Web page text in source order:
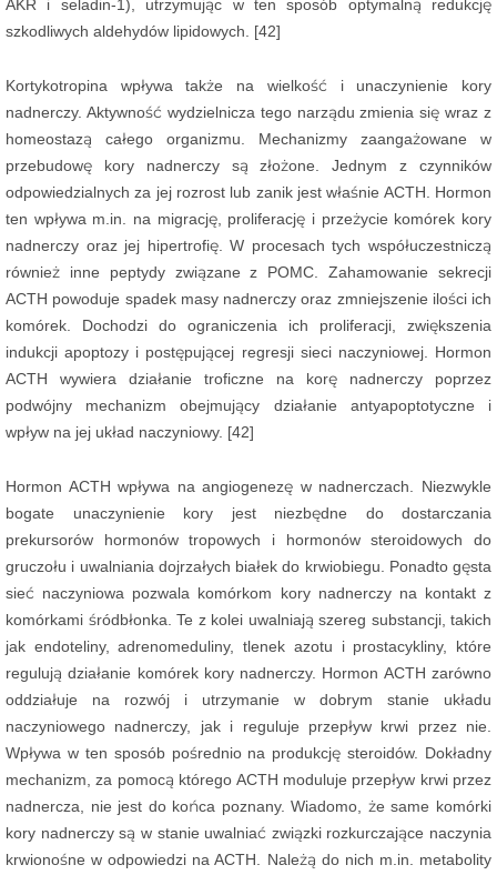
AKR i seladin-1), utrzymując w ten sposób optymalną redukcję
szkodliwych aldehydów lipidowych. [42]
Kortykotropina wpływa także na wielkość i unaczynienie kory
nadnerczy. Aktywność wydzielnicza tego narządu zmienia się wraz z
homeostazą całego organizmu. Mechanizmy zaangażowane w
przebudowę kory nadnerczy są złożone. Jednym z czynników
odpowiedzialnych za jej rozrost lub zanik jest właśnie ACTH. Hormon
ten wpływa m.in. na migrację, proliferację i przeżycie komórek kory
nadnerczy oraz jej hipertrofię. W procesach tych współuczestniczą
również inne peptydy związane z POMC. Zahamowanie sekrecji
ACTH powoduje spadek masy nadnerczy oraz zmniejszenie ilości ich
komórek. Dochodzi do ograniczenia ich proliferacji, zwiększenia
indukcji apoptozy i postępującej regresji sieci naczyniowej. Hormon
ACTH wywiera działanie troficzne na korę nadnerczy poprzez
podwójny mechanizm obejmujący działanie antyapoptotyczne i
wpływ na jej układ naczyniowy. [42]
Hormon ACTH wpływa na angiogenezę w nadnerczach. Niezwykle
bogate unaczynienie kory jest niezbędne do dostarczania
prekursorów hormonów tropowych i hormonów steroidowych do
gruczołu i uwalniania dojrzałych białek do krwiobiegu. Ponadto gęsta
sieć naczyniowa pozwala komórkom kory nadnerczy na kontakt z
komórkami śródbłonka. Te z kolei uwalniają szereg substancji, takich
jak endoteliny, adrenomeduliny, tlenek azotu i prostacykliny, które
regulują działanie komórek kory nadnerczy. Hormon ACTH zarówno
oddziałuje na rozwój i utrzymanie w dobrym stanie układu
naczyniowego nadnerczy, jak i reguluje przepływ krwi przez nie.
Wpływa w ten sposób pośrednio na produkcję steroidów. Dokładny
mechanizm, za pomocą którego ACTH moduluje przepływ krwi przez
nadnercza, nie jest do końca poznany. Wiadomo, że same komórki
kory nadnerczy są w stanie uwalniać związki rozkurczające naczynia
krwionośne w odpowiedzi na ACTH. Należą do nich m.in. metabolity